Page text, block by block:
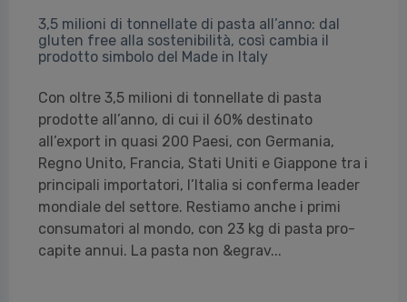
3,5 milioni di tonnellate di pasta all’anno: dal
gluten free alla sostenibilità, così cambia il
prodotto simbolo del Made in Italy
Con oltre 3,5 milioni di tonnellate di pasta
prodotte all’anno, di cui il 60% destinato
all’export in quasi 200 Paesi, con Germania,
Regno Unito, Francia, Stati Uniti e Giappone tra i
principali importatori, l’Italia si conferma leader
mondiale del settore. Restiamo anche i primi
consumatori al mondo, con 23 kg di pasta pro-
capite annui. La pasta non &egrav...